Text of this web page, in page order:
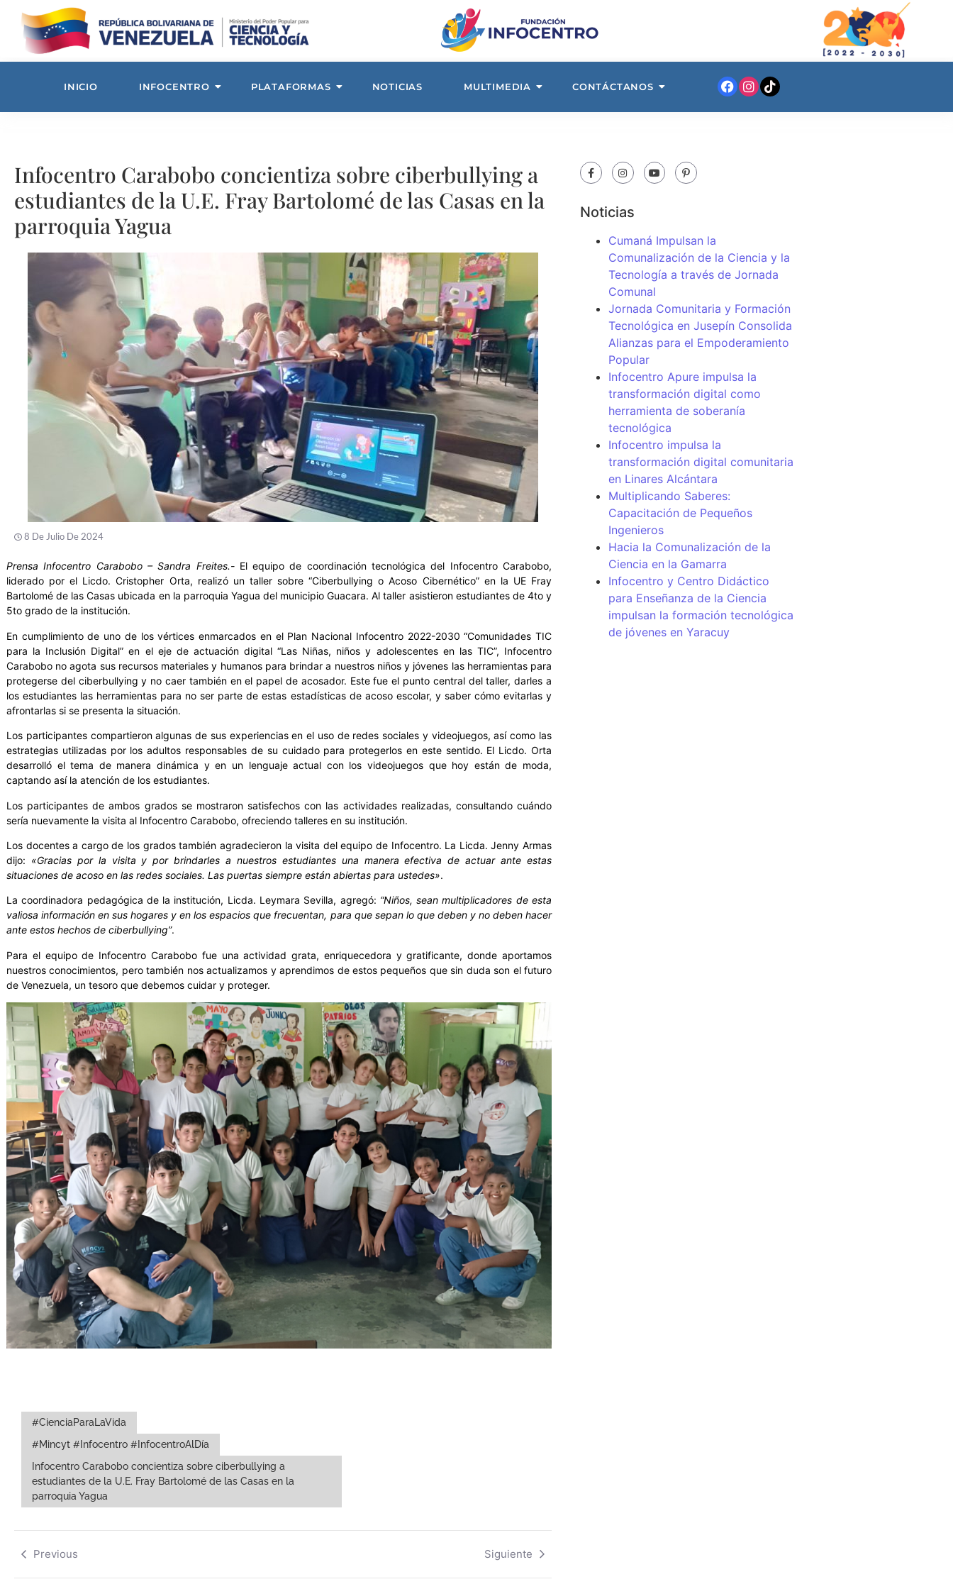
INICIO INFOCENTRO PLATAFORMAS NOTICIAS MULTIMEDIA CONTÁCTANOS
Infocentro Carabobo concientiza sobre ciberbullying a
estudiantes de la U.E. Fray Bartolomé de las Casas en la
parroquia Yagua
8 De Julio De 2024
Prensa Infocentro Carabobo – Sandra Freites.-El equipo de coordinación tecnológica del Infocentro Carabobo,
liderado por el Licdo. Cristopher Orta, realizó un taller sobre “Ciberbullying o Acoso Cibernético” en la UE Fray
Bartolomé de las Casas ubicada en la parroquia Yagua del municipio Guacara. Al taller asistieron estudiantes de 4to y
5to grado de la institución.
En cumplimiento de uno de los vértices enmarcados en el Plan Nacional Infocentro 2022-2030 “Comunidades TIC
para la Inclusión Digital” en el eje de actuación digital “Las Niñas, niños y adolescentes en las TIC”, Infocentro
Carabobo no agota sus recursos materiales y humanos para brindar a nuestros niños y jóvenes las herramientas para
protegerse del ciberbullying y no caer también en el papel de acosador. Este fue el punto central del taller, darles a
los estudiantes las herramientas para no ser parte de estas estadísticas de acoso escolar, y saber cómo evitarlas y
afrontarlas si se presenta la situación.
Los participantes compartieron algunas de sus experiencias en el uso de redes sociales y videojuegos, así como las
estrategias utilizadas por los adultos responsables de su cuidado para protegerlos en este sentido. El Licdo. Orta
desarrolló el tema de manera dinámica y en un lenguaje actual con los videojuegos que hoy están de moda,
captando así la atención de los estudiantes.
Los participantes de ambos grados se mostraron satisfechos con las actividades realizadas, consultando cuándo
sería nuevamente la visita al Infocentro Carabobo, ofreciendo talleres en su institución.
Los docentes a cargo de los grados también agradecieron la visita del equipo de Infocentro. La Licda. Jenny Armas
dijo: «Gracias por la visita y por brindarles a nuestros estudiantes una manera efectiva de actuar ante estas
situaciones de acoso en las redes sociales. Las puertas siempre están abiertas para ustedes».
La coordinadora pedagógica de la institución, Licda. Leymara Sevilla, agregó: “Niños, sean multiplicadores de esta
valiosa información en sus hogares y en los espacios que frecuentan, para que sepan lo que deben y no deben hacer
ante estos hechos de ciberbullying”.
Para el equipo de Infocentro Carabobo fue una actividad grata, enriquecedora y gratificante, donde aportamos
nuestros conocimientos, pero también nos actualizamos y aprendimos de estos pequeños que sin duda son el futuro
de Venezuela, un tesoro que debemos cuidar y proteger.
#CienciaParaLaVida
#Mincyt #Infocentro #InfocentroAlDía
Infocentro Carabobo concientiza sobre ciberbullying a
estudiantes de la U.E. Fray Bartolomé de las Casas en la
parroquia Yagua
Previous Siguiente
Noticias
Cumaná Impulsan la
Comunalización de la Ciencia y la
Tecnología a través de Jornada
Comunal
Jornada Comunitaria y Formación
Tecnológica en Jusepín Consolida
Alianzas para el Empoderamiento
Popular
Infocentro Apure impulsa la
transformación digital como
herramienta de soberanía
tecnológica
Infocentro impulsa la
transformación digital comunitaria
en Linares Alcántara
Multiplicando Saberes:
Capacitación de Pequeños
Ingenieros
Hacia la Comunalización de la
Ciencia en la Gamarra
Infocentro y Centro Didáctico
para Enseñanza de la Ciencia
impulsan la formación tecnológica
de jóvenes en Yaracuy